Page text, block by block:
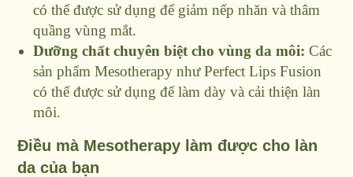
có thể được sử dụng để giảm nếp nhăn và thâm
quầng vùng mắt.
Dưỡng chất chuyên biệt cho vùng da môi: Các
sản phẩm Mesotherapy như Perfect Lips Fusion
có thể được sử dụng để làm dày và cải thiện làn
môi.
Điều mà Mesotherapy làm được cho làn
da của bạn